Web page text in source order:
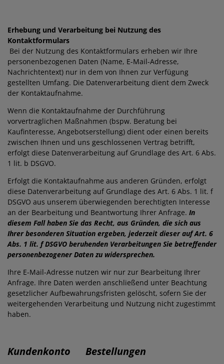
Erhebung und Verarbeitung bei Nutzung des
Kontaktformulars
Bei der Nutzung des Kontaktformulars erheben wir Ihre
personenbezogenen Daten (Name, E-Mail-Adresse,
Nachrichtentext) nur in dem von Ihnen zur Verfügung
gestellten Umfang. Die Datenverarbeitung dient dem Zweck
der Kontaktaufnahme.
Wenn die Kontaktaufnahme der Durchführung
vorvertraglichen Maßnahmen (bspw. Beratung bei
Kaufinteresse, Angebotserstellung) dient oder einen bereits
zwischen Ihnen und uns geschlossenen Vertrag betrifft,
erfolgt diese Datenverarbeitung auf Grundlage des Art. 6 Abs.
1 lit. b DSGVO.
Erfolgt die Kontaktaufnahme aus anderen Gründen, erfolgt
diese Datenverarbeitung auf Grundlage des Art. 6 Abs. 1 lit. f
DSGVO aus unserem überwiegenden berechtigten Interesse
an der Bearbeitung und Beantwortung Ihrer Anfrage. In
diesem Fall haben Sie das Recht, aus Gründen, die sich aus
Ihrer besonderen Situation ergeben, jederzeit dieser auf Art. 6
Abs. 1 lit. f DSGVO beruhenden Verarbeitungen Sie betreffender
personenbezogener Daten zu widersprechen.
Ihre E-Mail-Adresse nutzen wir nur zur Bearbeitung Ihrer
Anfrage. Ihre Daten werden anschließend unter Beachtung
gesetzlicher Aufbewahrungsfristen gelöscht, sofern Sie der
weitergehenden Verarbeitung und Nutzung nicht zugestimmt
haben.
Kundenkonto Bestellungen